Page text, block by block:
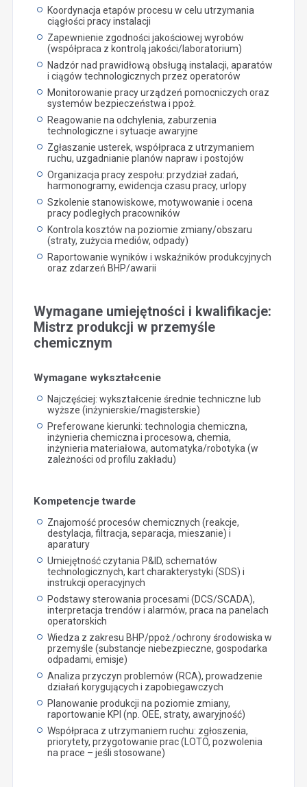
Koordynacja etapów procesu w celu utrzymania
ciągłości pracy instalacji
Zapewnienie zgodności jakościowej wyrobów
(współpraca z kontrolą jakości/laboratorium)
Nadzór nad prawidłową obsługą instalacji, aparatów
i ciągów technologicznych przez operatorów
Monitorowanie pracy urządzeń pomocniczych oraz
systemów bezpieczeństwa i ppoż.
Reagowanie na odchylenia, zaburzenia
technologiczne i sytuacje awaryjne
Zgłaszanie usterek, współpraca z utrzymaniem
ruchu, uzgadnianie planów napraw i postojów
Organizacja pracy zespołu: przydział zadań,
harmonogramy, ewidencja czasu pracy, urlopy
Szkolenie stanowiskowe, motywowanie i ocena
pracy podległych pracowników
Kontrola kosztów na poziomie zmiany/obszaru
(straty, zużycia mediów, odpady)
Raportowanie wyników i wskaźników produkcyjnych
oraz zdarzeń BHP/awarii
Wymagane umiejętności i kwalifikacje:
Mistrz produkcji w przemyśle
chemicznym
Wymagane wykształcenie
Najczęściej: wykształcenie średnie techniczne lub
wyższe (inżynierskie/magisterskie)
Preferowane kierunki: technologia chemiczna,
inżynieria chemiczna i procesowa, chemia,
inżynieria materiałowa, automatyka/robotyka (w
zależności od profilu zakładu)
Kompetencje twarde
Znajomość procesów chemicznych (reakcje,
destylacja, filtracja, separacja, mieszanie) i
aparatury
Umiejętność czytania P&ID, schematów
technologicznych, kart charakterystyki (SDS) i
instrukcji operacyjnych
Podstawy sterowania procesami (DCS/SCADA),
interpretacja trendów i alarmów, praca na panelach
operatorskich
Wiedza z zakresu BHP/ppoż./ochrony środowiska w
przemyśle (substancje niebezpieczne, gospodarka
odpadami, emisje)
Analiza przyczyn problemów (RCA), prowadzenie
działań korygujących i zapobiegawczych
Planowanie produkcji na poziomie zmiany,
raportowanie KPI (np. OEE, straty, awaryjność)
Współpraca z utrzymaniem ruchu: zgłoszenia,
priorytety, przygotowanie prac (LOTO, pozwolenia
na prace – jeśli stosowane)